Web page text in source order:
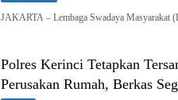
JAKARTA – Lembaga Swadaya Masyarakat
Polres Kerinci Tetapkan
Perusakan Rumah, Berkas